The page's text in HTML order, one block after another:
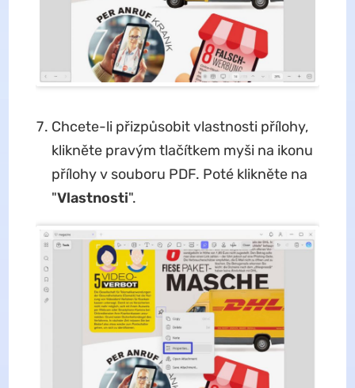
Chcete-li přizpůsobit vlastnosti přílohy,
klikněte pravým tlačítkem myši na ikonu
přílohy v souboru PDF. Poté klikněte na
"Vlastnosti".